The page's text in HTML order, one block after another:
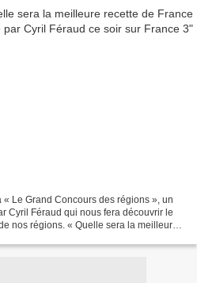
Le Grand Concours des régions », un
Cyril Féraud qui nous fera découvrir le
nos régions. « Quelle sera la meilleure